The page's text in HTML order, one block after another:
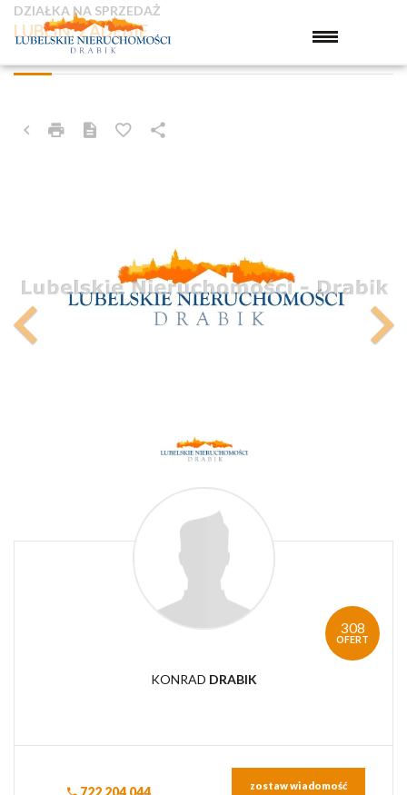
LUBLIN, ZADĘBIE
DZIAŁKA NA SPRZEDAŻ
308
OFERT
KONRAD DRABIK
zostaw wiadomość